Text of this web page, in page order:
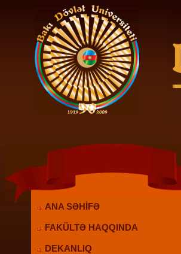
ANA SƏHİFƏ
FAKÜLTƏ HAQQINDA
DEKANLIQ